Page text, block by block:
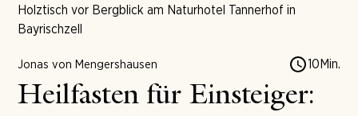
Jonas von Mengershausen 10 Min.
Heilfasten für Einsteiger: